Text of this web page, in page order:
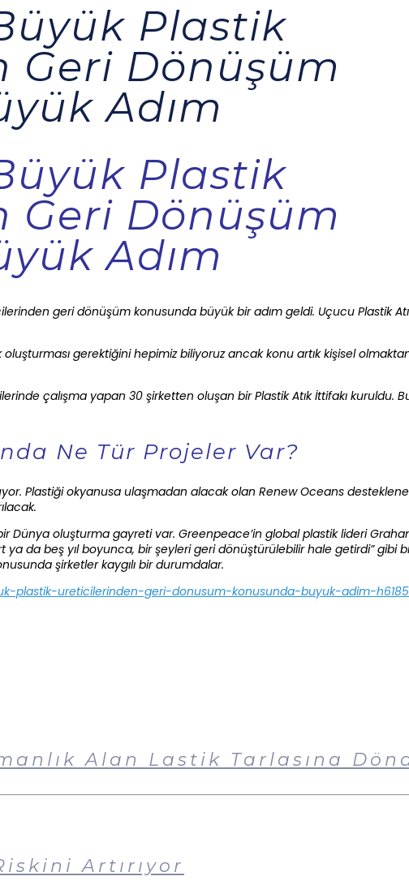
Plastik
Geri Dönüşüm
Adım
Plastik
Geri Dönüşüm
Adım
geri dönüşüm konusunda büyük bir adım geldi. Uçucu Plastik
gerektiğini hepimiz biliyoruz ancak konu artık kişisel
çalışma yapan 30 şirketten oluşan bir Plastik Atık İttifakı kuruldu.
Ne Tür Projeler Var?
Plastiği okyanusa ulaşmadan alacak olan Renew Oceans
Dünya oluşturma gayreti var. Greenpeace’in global plastik lideri
da beş yıl boyunca, bir şeyleri geri dönüştürülebilir hale getirdi” gibi
şirketler kaygılı bir durumdalar.
plastik-ureticilerinden-geri-donusum-konusunda-buyuk-adim-
Alan Lastik Tarlasına
Artırıyor